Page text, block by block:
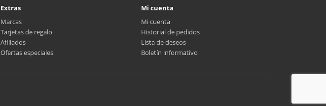
Extras
Marcas
Tarjetas de regalo
Afiliados
Ofertas especiales
Mi cuenta
Mi cuenta
Historial de pedidos
Lista de deseos
Boletín informativo